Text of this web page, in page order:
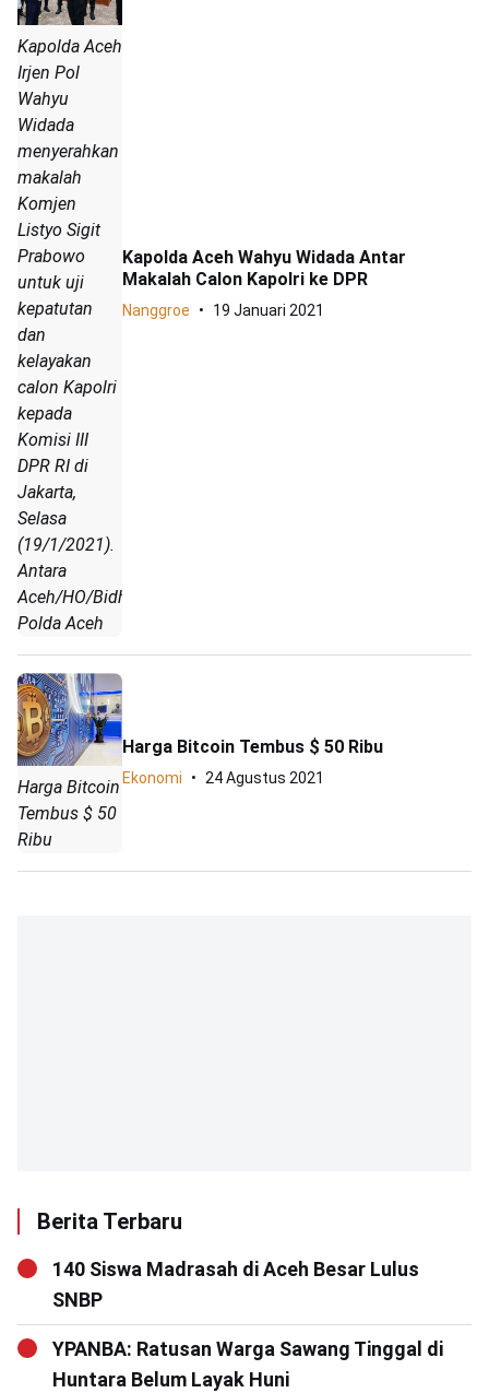
Kapolda Aceh
Irjen Pol
Wahyu
Widada
menyerahkan
makalah
Komjen
Listyo Sigit
Prabowo
untuk uji
kepatutan
dan
kelayakan
calon Kapolri
kepada
Komisi III
DPR RI di
Jakarta,
Selasa
(19/1/2021).
Antara
Aceh/HO/Bidhumas
Polda Aceh
Kapolda Aceh Wahyu Widada Antar
Makalah Calon Kapolri ke DPR
Nanggroe 19 Januari 2021
Harga Bitcoin
Tembus $ 50
Ribu
Harga Bitcoin Tembus $ 50 Ribu
Ekonomi 24 Agustus 2021
Berita Terbaru
140 Siswa Madrasah di Aceh Besar Lulus
SNBP
YPANBA: Ratusan Warga Sawang Tinggal di
Huntara Belum Layak Huni